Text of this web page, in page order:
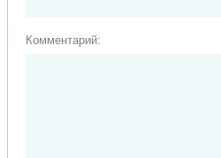
Комментарий: